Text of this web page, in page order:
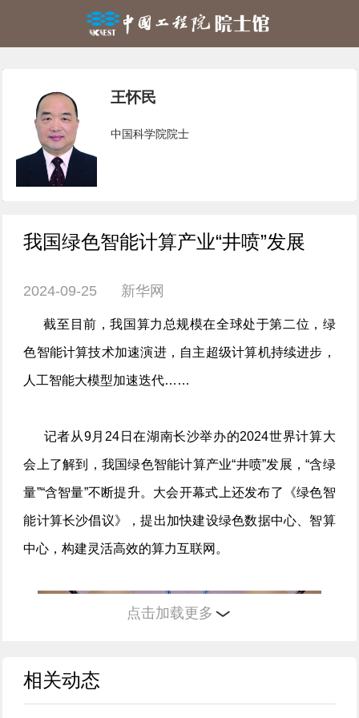
王怀民
中国科学院院士
我国绿色智能计算产业“井喷”发展
2024-09-25 新华网
截至目前，我国算力总规模在全球处于第二位，绿
色智能计算技术加速演进，自主超级计算机持续进步，
人工智能大模型加速迭代……
记者从9月24日在湖南长沙举办的2024世界计算大
会上了解到，我国绿色智能计算产业“井喷”发展，“含绿
量”“含智量”不断提升。大会开幕式上还发布了《绿色智
能计算长沙倡议》，提出加快建设绿色数据中心、智算
中心，构建灵活高效的算力互联网。
点击加载更多
相关动态